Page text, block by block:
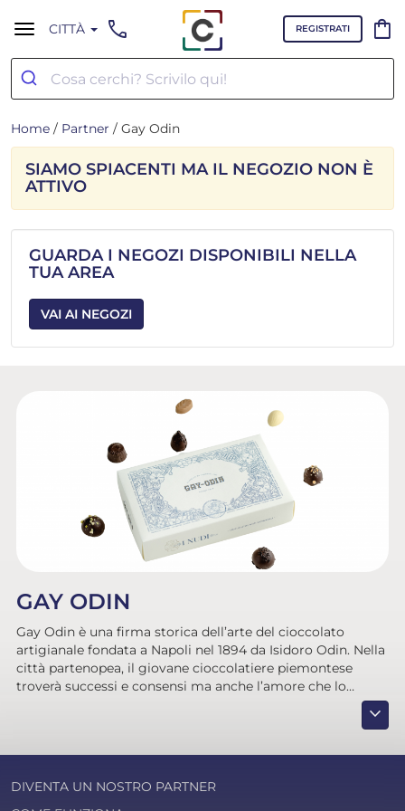
CITTÀ call REGISTRATI shopping_bag
Home / Partner / Gay Odin
SIAMO SPIACENTI MA IL NEGOZIO NON È
ATTIVO
GUARDA I NEGOZI DISPONIBILI NELLA
TUA AREA
VAI AI NEGOZI
GAY ODIN
Gay Odin è una firma storica dell’arte del cioccolato
artigianale fondata a Napoli nel 1894 da Isidoro Odin. Nella
città partenopea, il giovane cioccolatiere piemontese
troverà successi e consensi ma anche l’amore che lo
rendendosi conto che sua figlia non desiderava continuare
dell'azienda nelle mani della famiglia Castaldi-Maglietta
qualità delle pregiate miscele di cacao, con una
expand_more
DIVENTA UN NOSTRO PARTNER